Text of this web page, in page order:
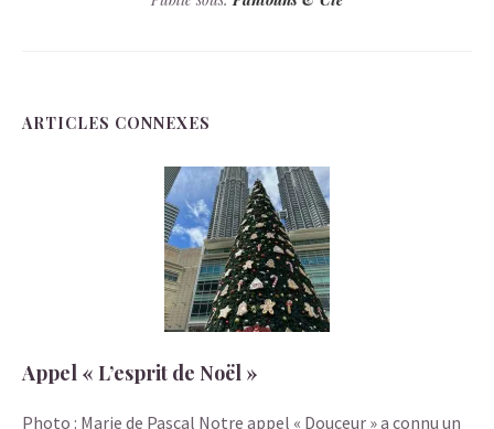
ARTICLES CONNEXES
Appel « L’esprit de Noël »
Photo : Marie de Pascal Notre appel « Douceur » a connu un